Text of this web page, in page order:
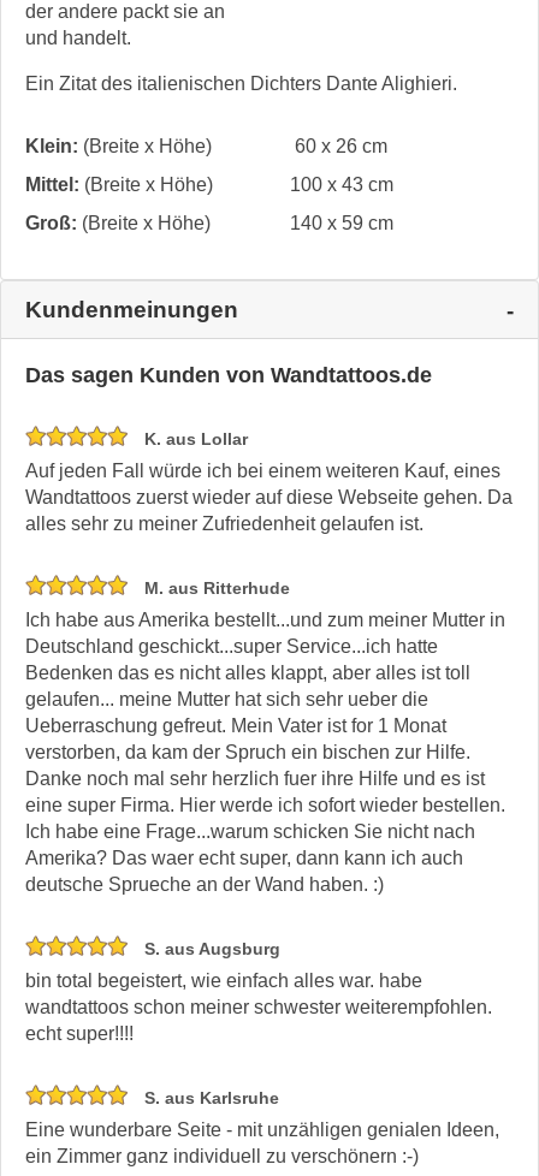
der andere packt sie an
und handelt.
Ein Zitat des italienischen Dichters Dante Alighieri.
Klein: (Breite x Höhe)
60 x 26 cm
Mittel: (Breite x Höhe)
100 x 43 cm
Groß: (Breite x Höhe) 140 x 59 cm
Kundenmeinungen
Das sagen Kunden von Wandtattoos.de
K. aus Lollar
Auf jeden Fall würde ich bei einem weiteren Kauf, eines
Wandtattoos zuerst wieder auf diese Webseite gehen. Da
alles sehr zu meiner Zufriedenheit gelaufen ist.
M. aus Ritterhude
Ich habe aus Amerika bestellt...und zum meiner Mutter in
Deutschland geschickt...super Service...ich hatte
Bedenken das es nicht alles klappt, aber alles ist toll
gelaufen... meine Mutter hat sich sehr ueber die
Ueberraschung gefreut. Mein Vater ist for 1 Monat
verstorben, da kam der Spruch ein bischen zur Hilfe.
Danke noch mal sehr herzlich fuer ihre Hilfe und es ist
eine super Firma. Hier werde ich sofort wieder bestellen.
Ich habe eine Frage...warum schicken Sie nicht nach
Amerika? Das waer echt super, dann kann ich auch
deutsche Sprueche an der Wand haben. :)
S. aus Augsburg
bin total begeistert, wie einfach alles war. habe
wandtattoos schon meiner schwester weiterempfohlen.
echt super!!!!
S. aus Karlsruhe
Eine wunderbare Seite - mit unzähligen genialen Ideen,
ein Zimmer ganz individuell zu verschönern :-)